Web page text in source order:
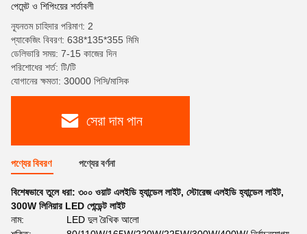
পেমেন্ট ও শিপিংয়ের শর্তাবলী
ন্যূনতম চাহিদার পরিমাণ: 2
প্যাকেজিং বিবরণ: 638*135*355 মিমি
ডেলিভারি সময়: 7-15 কাজের দিন
পরিশোধের শর্ত: টি/টি
যোগানের ক্ষমতা: 30000 পিসি/মাসিক
সেরা দাম পান
পণ্যের বিবরণ পণ্যের বর্ণনা
বিশেষভাবে তুলে ধরা: ৩০০ ওয়াট এলইডি হ্যান্ডেল লাইট, স্টোরেজ এলইডি হ্যান্ডেল লাইট,
300W লিনিয়ার LED পেন্ডেন্ট লাইট
নাম:
LED দুল রৈখিক আলো